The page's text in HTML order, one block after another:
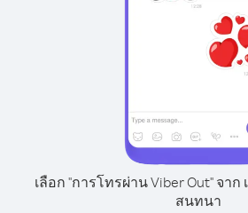
เลือก "การโทรผ่าน Viber Out" จา
สนทนา